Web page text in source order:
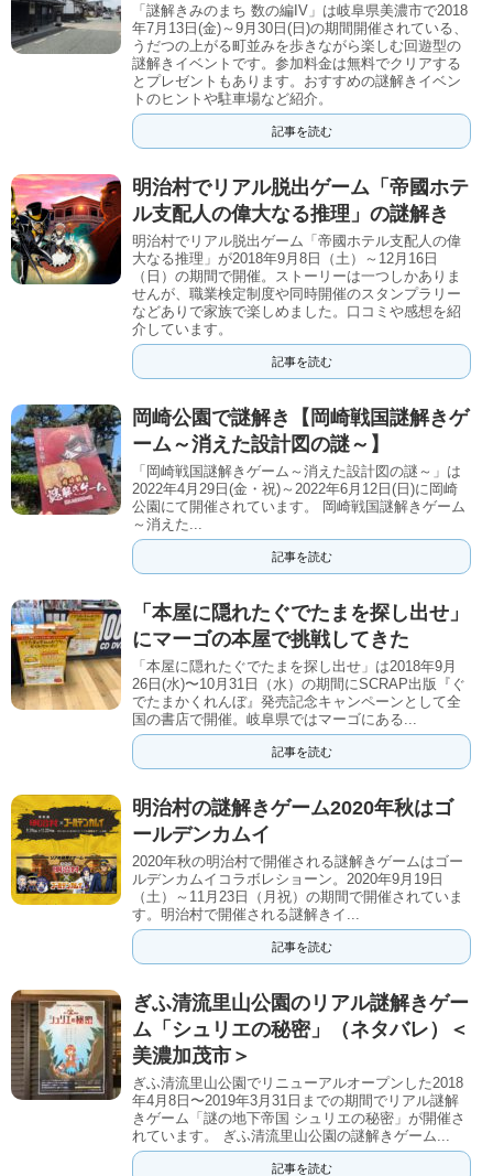
「謎解きみのまち 数の編IV」は岐阜県美濃市で2018
年7月13日(金)～9月30日(日)の期間開催されている、
うだつの上がる町並みを歩きながら楽しむ回遊型の
謎解きイベントです。参加料金は無料でクリアする
とプレゼントもあります。おすすめの謎解きイベン
トのヒントや駐車場など紹介。
記事を読む
明治村でリアル脱出ゲーム「帝國ホテ
ル支配人の偉大なる推理」の謎解き
明治村でリアル脱出ゲーム「帝國ホテル支配人の偉
大なる推理」が2018年9月8日（土）～12月16日
（日）の期間で開催。ストーリーは一つしかありま
せんが、職業検定制度や同時開催のスタンプラリー
などありで家族で楽しめました。口コミや感想を紹
介しています。
記事を読む
岡崎公園で謎解き【岡崎戦国謎解きゲ
ーム～消えた設計図の謎～】
「岡崎戦国謎解きゲーム～消えた設計図の謎～」は
2022年4月29日(金・祝)～2022年6月12日(日)に岡崎
公園にて開催されています。 岡崎戦国謎解きゲーム
～消えた...
記事を読む
「本屋に隠れたぐでたまを探し出せ」
にマーゴの本屋で挑戦してきた
「本屋に隠れたぐでたまを探し出せ」は2018年9月
26日(水)〜10月31日（水）の期間にSCRAP出版『ぐ
でたまかくれんぼ』発売記念キャンペーンとして全
国の書店で開催。岐阜県ではマーゴにある...
記事を読む
明治村の謎解きゲーム2020年秋はゴ
ールデンカムイ
2020年秋の明治村で開催される謎解きゲームはゴー
ルデンカムイコラボレショーン。2020年9月19日
（土）～11月23日（月祝）の期間で開催されていま
す。明治村で開催される謎解きイ...
記事を読む
ぎふ清流里山公園のリアル謎解きゲー
ム「シュリエの秘密」（ネタバレ）＜
美濃加茂市＞
ぎふ清流里山公園でリニューアルオープンした2018
年4月8日〜2019年3月31日までの期間でリアル謎解
きゲーム「謎の地下帝国 シュリエの秘密」が開催さ
れています。 ぎふ清流里山公園の謎解きゲーム...
記事を読む